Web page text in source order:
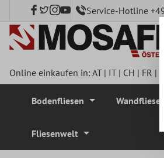
springen Service-Hotline
Online einkaufen in:AT| IT| CH | FR |
Bodenfliesen Wandfliesen
Fliesenwelt